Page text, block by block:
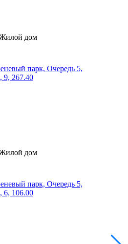
дом
парк, Очередь 5,
9, 267.40
дом
парк, Очередь 5,
6, 106.00